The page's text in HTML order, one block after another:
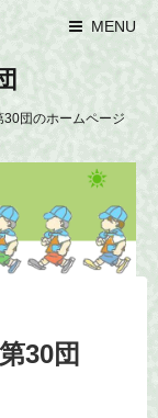
MENU
団のホームページ
30団